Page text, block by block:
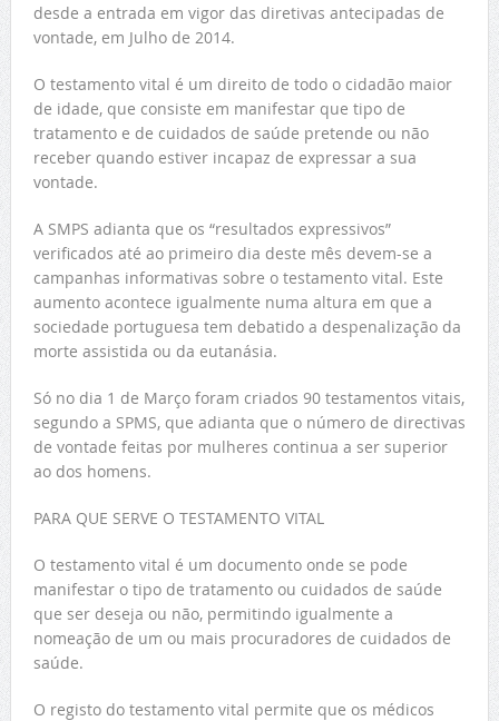
desde a entrada em vigor das diretivas antecipadas de
vontade, em Julho de 2014.
O testamento vital é um direito de todo o cidadão maior
de idade, que consiste em manifestar que tipo de
tratamento e de cuidados de saúde pretende ou não
receber quando estiver incapaz de expressar a sua
vontade.
A SMPS adianta que os “resultados expressivos”
verificados até ao primeiro dia deste mês devem-se a
campanhas informativas sobre o testamento vital. Este
aumento acontece igualmente numa altura em que a
sociedade portuguesa tem debatido a despenalização da
morte assistida ou da eutanásia.
Só no dia 1 de Março foram criados 90 testamentos vitais,
segundo a SPMS, que adianta que o número de directivas
de vontade feitas por mulheres continua a ser superior
ao dos homens.
PARA QUE SERVE O TESTAMENTO VITAL
O testamento vital é um documento onde se pode
manifestar o tipo de tratamento ou cuidados de saúde
que ser deseja ou não, permitindo igualmente a
nomeação de um ou mais procuradores de cuidados de
saúde.
O registo do testamento vital permite que os médicos